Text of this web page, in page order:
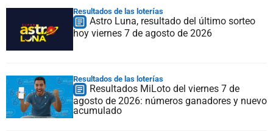
Resultados de las loterías
Astro Luna, resultado del último sorteo
hoy viernes 7 de agosto de 2026
Resultados de las loterías
Resultados MiLoto del viernes 7 de
agosto de 2026: números ganadores y nuevo
acumulado